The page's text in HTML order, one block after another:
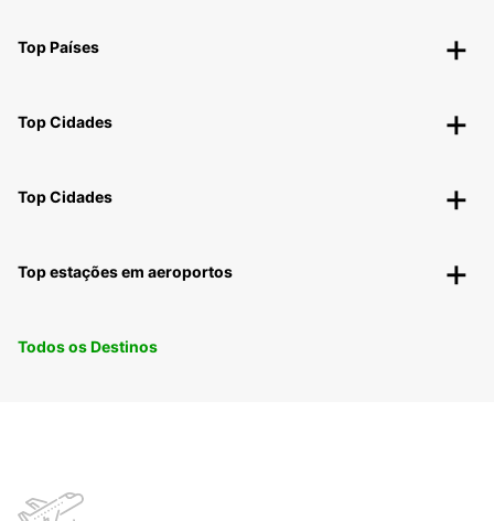
Top Países
Top Cidades
Top Cidades
Top estações em aeroportos
Todos os Destinos